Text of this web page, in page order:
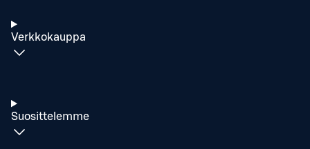
Verkkokauppa
Suosittelemme